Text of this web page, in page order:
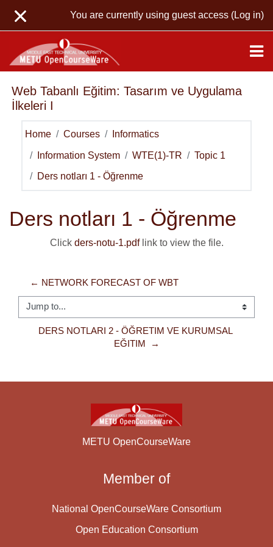
You are currently using guest access (Log in)
Web Tabanlı Eğitim: Tasarım ve Uygulama
İlkeleri I
Home Courses Informatics
Information System WTE(1)-TR Topic 1
Ders notları 1 - Öğrenme
Ders notları 1 - Öğrenme
Click ders-notu-1.pdflink to view the file.
← NETWORK FORECAST OF WBT
Jump to...
DERS NOTLARI 2 - ÖĞRETIM VE KURUMSAL
EĞITIM  →
METU OpenCourseWare
Member of
National OpenCourseWare Consortium
Open Education Consortium